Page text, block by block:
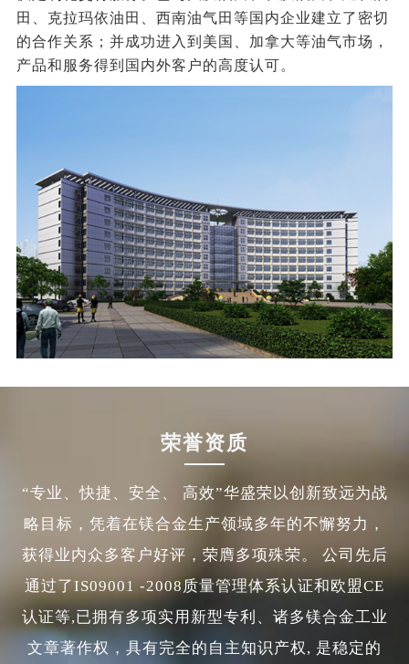
田、克拉玛依油田、西南油气田等国内企业建立了密切
的合作关系；并成功进入到美国、加拿大等油气市场，
产品和服务得到国内外客户的高度认可。
荣誉资质
“专业、快捷、安全、 高效”华盛荣以创新致远为战
略目标，凭着在镁合金生产领域多年的不懈努力，
获得业内众多客户好评，荣膺多项殊荣。 公司先后
通过了IS09001 -2008质量管理体系认证和欧盟CE
认证等,已拥有多项实用新型专利、诸多镁合金工业
文章著作权，具有完全的自主知识产权, 是稳定的